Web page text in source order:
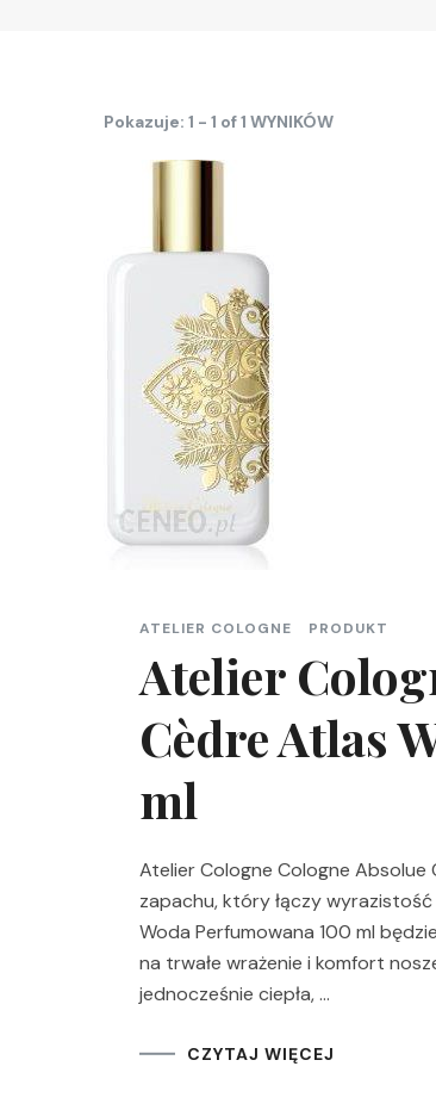
Pokazuje: 1 - 1 of 1 WYNIKÓW
ATELIER COLOGNE PRODUKT
Atelier
Cèdre Atlas
ml
Atelier Cologne Cologne Absolue
zapachu, który łączy
Woda Perfumowana 100 ml
na trwałe wrażenie i komfort
jednocześnie ciepła, …
CZYTAJ WIĘCEJ